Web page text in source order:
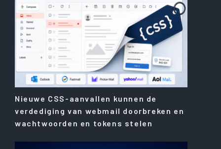
Nieuwe CSS-aanvallen kunnen de
verdediging van webmail doorbreken en
wachtwoorden en tokens stelen